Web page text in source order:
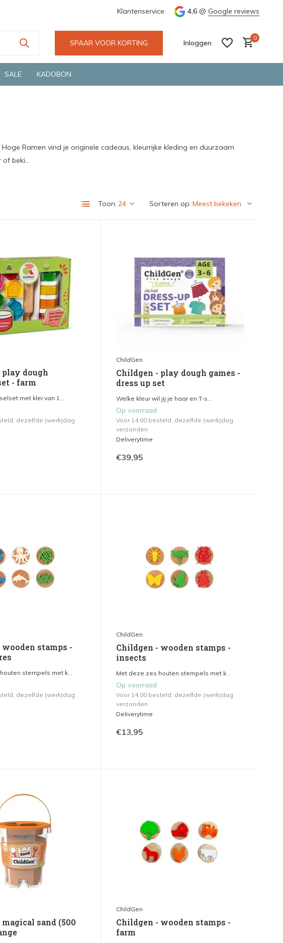
Groene en snelle bezorging door o.a. Fietskoerier en GLS. Wij
Klantenservice 4,6 @ Google reviews
SPAAR VOOR KORTING Inloggen
0
SALE KADOBON
Ramen vind je originele cadeaus, kleurrijke kleding en duurzaam
beki...
Toon: Sorteren op:
play dough
- farm
met klei van 1...
dezelfde (werk)dag
ChildGen
Childgen - play dough games -
dress up set
Welke kleur wil jij je haar en T-s...
Op voorraad
Voor 14.00 besteld, dezelfde (werk)dag
verzonden.
Deliverytime
€39,95
stamps -
stempels met k...
dezelfde (werk)dag
ChildGen
Childgen - wooden stamps -
insects
Met deze zes houten stempels met k...
Op voorraad
Voor 14.00 besteld, dezelfde (werk)dag
verzonden.
Deliverytime
€13,95
sand (500
ChildGen
Childgen - wooden stamps -
farm